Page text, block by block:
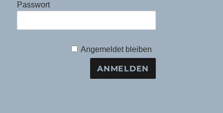
Passwort
Angemeldet bleiben